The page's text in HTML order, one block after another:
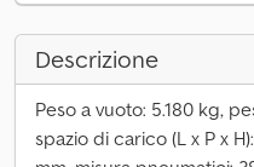
Descrizione
Peso a vuoto: 5.180 kg,
spazio di carico (L x P x